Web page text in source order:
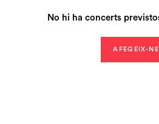
No hi ha concerts
AFEGEIX-NE